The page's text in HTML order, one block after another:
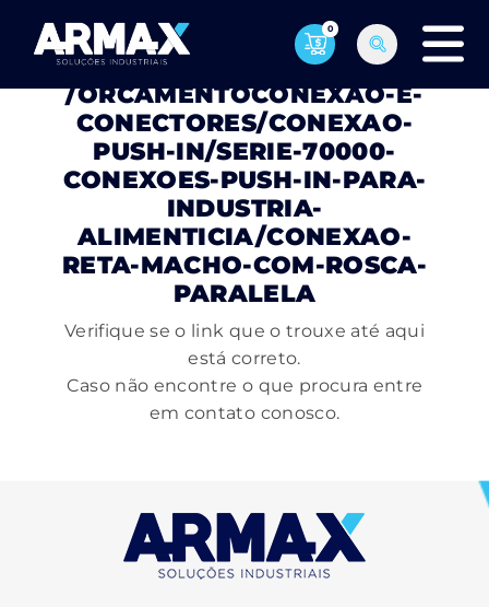
0
PÁGINA NÃO ENCONTRADA
/ORCAMENTOCONEXAO-E-
CONECTORES/CONEXAO-
PUSH-IN/SERIE-70000-
CONEXOES-PUSH-IN-PARA-
INDUSTRIA-
ALIMENTICIA/CONEXAO-
RETA-MACHO-COM-ROSCA-
PARALELA
Verifique se o link que o trouxe até aqui
está correto.
Caso não encontre o que procura entre
em contato conosco.